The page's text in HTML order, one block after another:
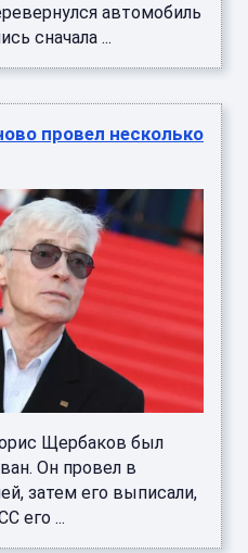
автомобиль
сначала ...
провел несколько
Щербаков был
Он провел в
затем его выписали,
его ...